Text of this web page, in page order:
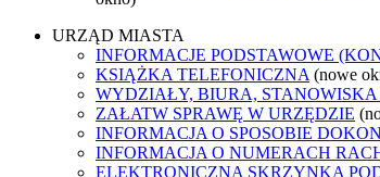
URZĄD MIASTA
INFORMACJE PODSTAWOWE
KSIĄŻKA TELEFONICZNA (nowe
WYDZIAŁY, BIURA,
ZAŁATW SPRAWĘ W URZĘDZIE
INFORMACJA O SPOSOBIE
INFORMACJA O NUMERACH
ELEKTRONICZNA SKRZYNKA